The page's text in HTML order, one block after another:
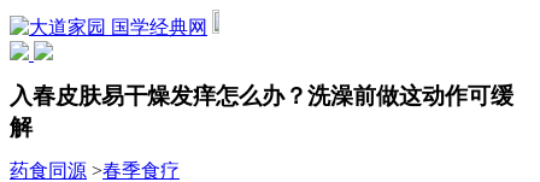
国学经典网
入春皮肤易干燥发痒怎么办？洗澡前做这动作可缓
解
药食同源 >春季食疗